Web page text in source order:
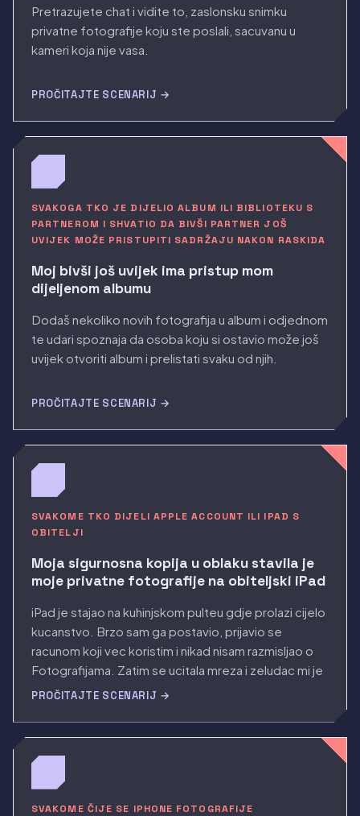
Pretrazujete chat i vidite to, zaslonsku snimku
privatne fotografije koju ste poslali, sacuvanu u
kameri koja nije vasa.
PROČITAJTE SCENARIJ →
SVAKOGA TKO JE DIJELIO ALBUM ILI BIBLIOTEKU S
PARTNEROM I SHVATIO DA BIVŠI PARTNER JOŠ
UVIJEK MOŽE PRISTUPITI SADRŽAJU NAKON RASKIDA
Moj bivši još uvijek ima pristup mom
dijeljenom albumu
Dodaš nekoliko novih fotografija u album i odjednom
te udari spoznaja da osoba koju si ostavio može još
uvijek otvoriti album i prelistati svaku od njih.
PROČITAJTE SCENARIJ →
SVAKOME TKO DIJELI APPLE ACCOUNT ILI IPAD S
OBITELJI
Moja sigurnosna kopija u oblaku stavila je
moje privatne fotografije na obiteljski iPad
iPad je stajao na kuhinjskom pulteu gdje prolazi cijelo
kucanstvo. Brzo sam ga postavio, prijavio se
racunom koji vec koristim i nikad nisam razmisljao o
Fotografijama. Zatim se ucitala mreza i zeludac mi je
pao jer su privatne slike koje cuvam pokopane u
PROČITAJTE SCENARIJ →
SVAKOME ČIJE SE IPHONE FOTOGRAFIJE